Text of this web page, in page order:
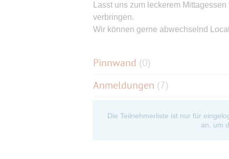
Lasst uns zum leckerem
verbringen.
Wir können gerne abwechselnd
Pinnwand (0)
Anmeldungen (7)
Die Teilnehmerliste ist nur für
an, um